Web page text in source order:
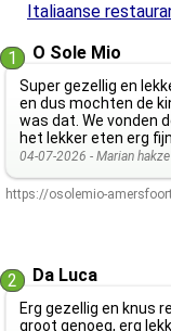
Italiaanse
1 O Sole Mio
Super gezellig en
en dus mochten de
was dat. We vonden
het lekker eten erg
04-07-2026 - Marian hakze
https://osolemio-
2 Da Luca
Erg gezellig en knus
groot genoeg, erg